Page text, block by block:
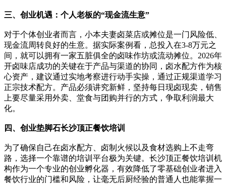
三、创业机遇：个人老板的“现金流生意”
对于个体创业者而言，小本夫妻卤菜店或摊位是一门风险低、
现金流周转良好的生意。据实际案例看，总投入在3-8万元之
间，就可以拥有一家五脏俱全的卤味作坊或流动摊位。2026年
开卤味店成功的关键在于产品与渠道的协同，卤水配方作为核
心资产，建议通过实地考察进行动手实操，通过正规渠道学习
正宗技术配方。产品必须讲究新鲜，坚持每日现卤现卖，销售
上要尽量采用外卖、堂食与团购并行的方式，争取利润最大
化。
四、创业垫脚石长沙顶正餐饮培训
为了确保自己在卤水配方、卤制火候以及食材选购上不走弯
路，选择一个靠谱的培训平台极为关键。长沙顶正餐饮培训机
构作为一个专业的创业孵化器，有效降低了零基础创业者进入
餐饮行业的门槛和风险，让毫无后厨经验的普通人也能掌握一